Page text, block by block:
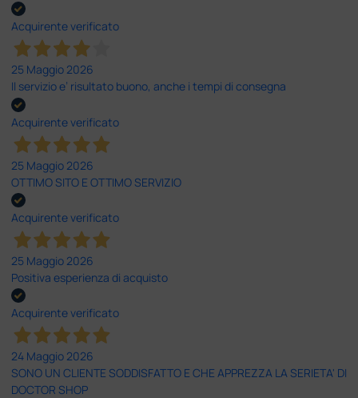
Acquirente verificato
25 Maggio 2026
Il servizio e’ risultato buono, anche i tempi di consegna
Acquirente verificato
25 Maggio 2026
OTTIMO SITO E OTTIMO SERVIZIO
Acquirente verificato
25 Maggio 2026
Positiva esperienza di acquisto
Acquirente verificato
24 Maggio 2026
SONO UN CLIENTE SODDISFATTO E CHE APPREZZA LA SERIETA' DI
DOCTOR SHOP